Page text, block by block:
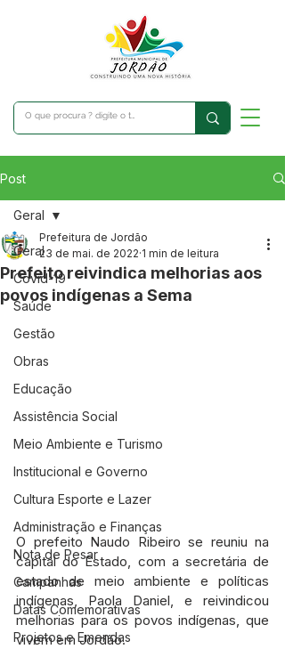
Post
Geral
Covid-19
Saúde
Gestão
Obras
Educação
Assistência Social
Meio Ambiente e Turismo
Institucional e Governo
Cultura Esporte e Lazer
Administração e Finanças
Nota de Pesar
Campanhas
Datas Comemorativas
Projetos e Emendas
Geral
Prefeito reivindica melhorias aos
povos indígenas a Sema
Prefeitura de Jordão
23 de mai. de 2022 1 min de leitura
O prefeito Naudo Ribeiro se reuniu na
capital do Estado, com a secretária de
estado de meio ambiente e políticas
indígenas, Paola Daniel, e reivindicou
melhorias para os povos indígenas, que
vivem em Jordão.